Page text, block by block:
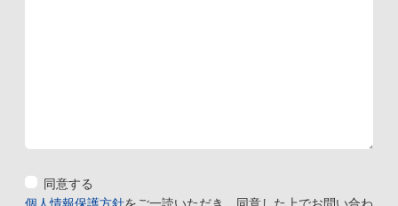
同意する
個人情報保護方針をご一読いただき、同意した上でお問い合わ